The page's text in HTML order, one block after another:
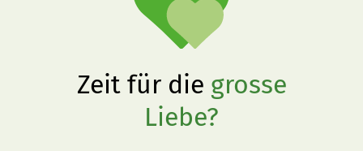
Zeit für die grosse
Liebe?